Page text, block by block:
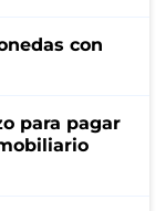
con
para pagar